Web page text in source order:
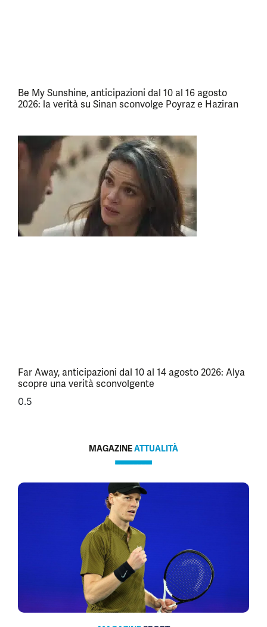
Be My Sunshine, anticipazioni dal 10 al 16 agosto
2026: la verità su Sinan sconvolge Poyraz e Haziran
Far Away, anticipazioni dal 10 al 14 agosto 2026: Alya
scopre una verità sconvolgente
MAGAZINEATTUALITÀ